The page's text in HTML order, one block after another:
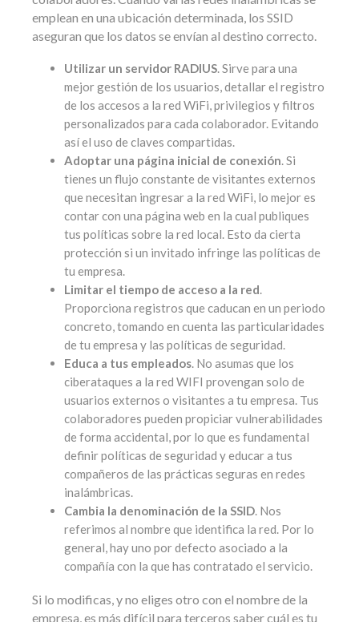
emplean en una ubicación determinada, los SSID
aseguran que los datos se envían al destino correcto.
Utilizar un servidor RADIUS. Sirve para una
mejor gestión de los usuarios, detallar el registro
de los accesos a la red WiFi, privilegios y filtros
personalizados para cada colaborador. Evitando
así el uso de claves compartidas.
Adoptar una página inicial de conexión. Si
tienes un flujo constante de visitantes externos
que necesitan ingresar a la red WiFi, lo mejor es
contar con una página web en la cual publiques
tus políticas sobre la red local. Esto da cierta
protección si un invitado infringe las políticas de
tu empresa.
Limitar el tiempo de acceso a la red.
Proporciona registros que caducan en un periodo
concreto, tomando en cuenta las particularidades
de tu empresa y las políticas de seguridad.
Educa a tus empleados. No asumas que los
ciberataques a la red WIFI provengan solo de
usuarios externos o visitantes a tu empresa. Tus
colaboradores pueden propiciar vulnerabilidades
de forma accidental, por lo que es fundamental
definir políticas de seguridad y educar a tus
compañeros de las prácticas seguras en redes
inalámbricas.
Cambia la denominación de la SSID. Nos
referimos al nombre que identifica la red. Por lo
general, hay uno por defecto asociado a la
compañía con la que has contratado el servicio.
Si lo modificas, y no eliges otro con el nombre de la
empresa, es más difícil para terceros saber cuál es tu